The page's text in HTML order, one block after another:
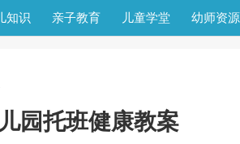
知识 亲子教育 儿童学堂 幼师资源
园托班健康教案